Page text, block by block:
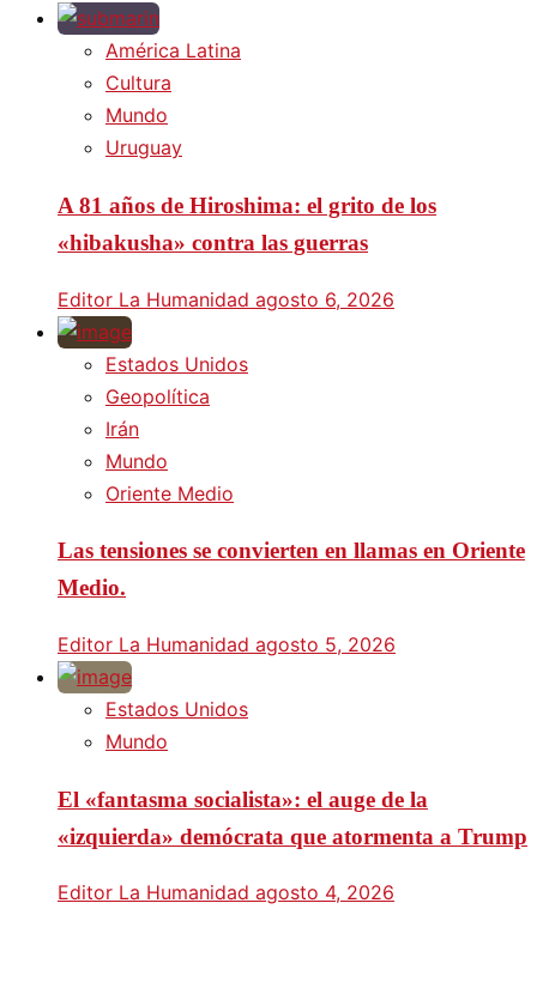
América Latina
Cultura
Mundo
Uruguay
A 81 años de Hiroshima: el grito de los
«hibakusha» contra las guerras
Editor La Humanidad agosto 6, 2026
Estados Unidos
Geopolítica
Irán
Mundo
Oriente Medio
Las tensiones se convierten en llamas en Oriente
Medio.
Editor La Humanidad agosto 5, 2026
Estados Unidos
Mundo
El «fantasma socialista»: el auge de la
«izquierda» demócrata que atormenta a Trump
Editor La Humanidad agosto 4, 2026